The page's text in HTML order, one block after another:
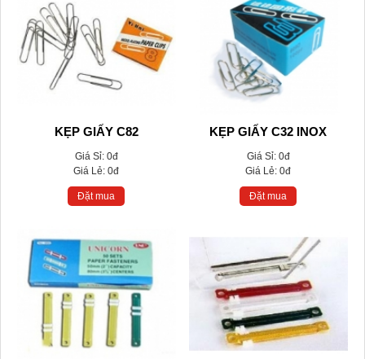
KẸP GIẤY C82
Giá Sỉ: 0đ
Giá Lẻ:0đ
Đặt mua
KẸP GIẤY C32 INOX
Giá Sỉ: 0đ
Giá Lẻ:0đ
Đặt mua